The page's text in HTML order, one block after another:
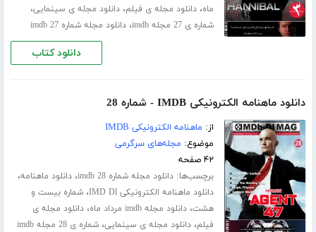
ماه،دانلود مجله ی فیلم،دانلود مجله ی سینمایی،
شماره ی 27 مجله imdb ،دانلود مجله شماره 27 imdb
دانلود کتاب
دانلود ماهنامه الکترونیکی IMDB - شماره 28
از: ماهنامه الکترونیکی IMDB
موضوع: مجله‌های سرگرمی
۴۲ صفحه
برچسب‌ها:دانلود مجله شماره 28 imdb ،دانلود ماهنامه،
دانلود ماهنامه الکترونیکی IMD Dl ،شماره بیست و
هشت،دانلود مجله imdb مرداد ماه ،دانلود مجله ی
فیلم،دانلود مجله ی سینمایی،شماره ی 28 مجله imdb